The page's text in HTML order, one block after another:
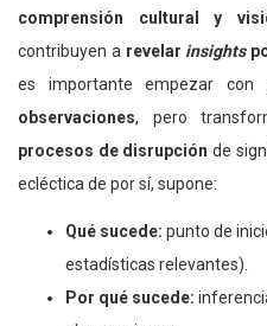
comprensión cultural y
contribuyen a revelar insights
es importante empezar con
observaciones, pero
procesos de disrupción de
ecléctica de por sí, supone:
Qué sucede: punto de
estadísticas relevantes).
Por qué sucede: